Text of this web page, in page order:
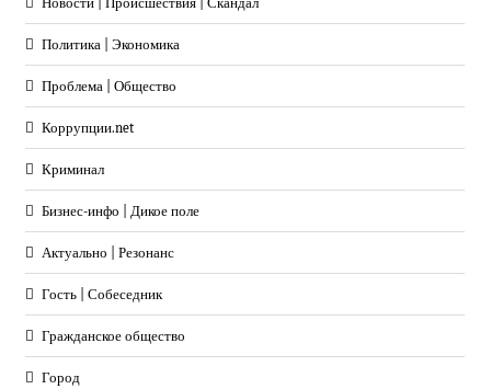
Политика | Экономика
Проблема | Общество
Коррупции.net
Криминал
Бизнес-инфо | Дикое поле
Актуально | Резонанс
Гость | Собеседник
Гражданское общество
Город